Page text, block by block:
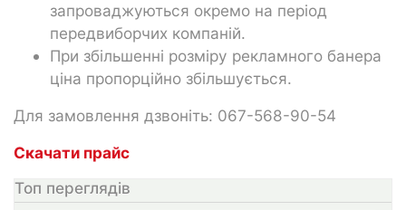
запроваджуються окремо на період
передвиборчих компаній.
При збільшенні розміру рекламного банера
ціна пропорційно збільшується.
Для замовлення дзвоніть: 067-568-90-54
Скачати прайс
Топ переглядів